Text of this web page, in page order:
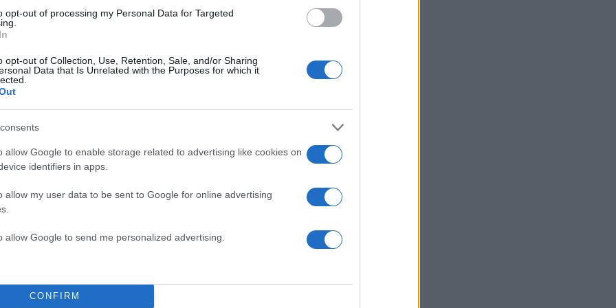
opt-out of processing my Personal Data for Targeted
opt-out of Collection, Use, Retention, Sale, and/or Sharing
Data that Is Unrelated with the Purposes for which it
allow Google to enable storage related to advertising like cookies on
identifiers in apps.
allow my user data to be sent to Google for online advertising
allow Google to send me personalized advertising.
CONFIRM
της ταινίας Minari χόρευε την ώρα που
τα Όσκαρ.
adorably as he makes his way into the Dolby Theatre
pic.twitter.com/GAo5m1dfSZ
April 25, 2021
ξεχώρισαν πριν αρχίσει η τελετή ήταν οι πλάκες που
για Όσκαρ Β Ανδρικού ρόλου, Ντάνιελ Καλούα και